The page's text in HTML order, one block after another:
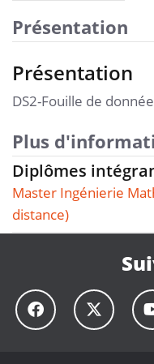
Présentation
Présentation
DS2-Fouille de
Plus
Diplômes
Master Ingénierie
distance)